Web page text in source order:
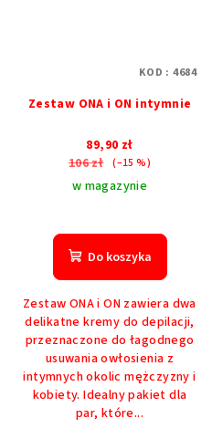
Zestaw ONA i ON intymnie
89,90 zł
106 zł (–15 %)
w magazynie
ocena
produktu
na
5
gwiazdek.
Do koszyka
Zestaw ONA i ON zawiera dwa
delikatne kremy do depilacji,
przeznaczone do łagodnego
usuwania owłosienia z
intymnych okolic mężczyzny i
kobiety. Idealny pakiet dla
par, które...
KOD : 4684